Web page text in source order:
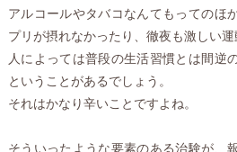
アルコールやタバコなんてもってのほ
プリが摂れなかったり、徹夜も激しい運
人によっては普段の生活習慣とは間逆
ということがあるでしょう。
それはかなり辛いことですよね。
そういったような要素のある治験が、